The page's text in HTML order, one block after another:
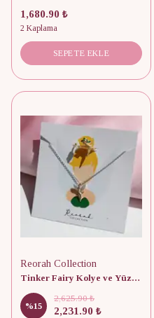
1,680.90 ₺
2 Kaplama
SEPETE EKLE
Reorah Collection
Tinker Fairy Kolye ve Yüzük 925 Gümüş Set
%15
2,625.90 ₺
2,231.90 ₺